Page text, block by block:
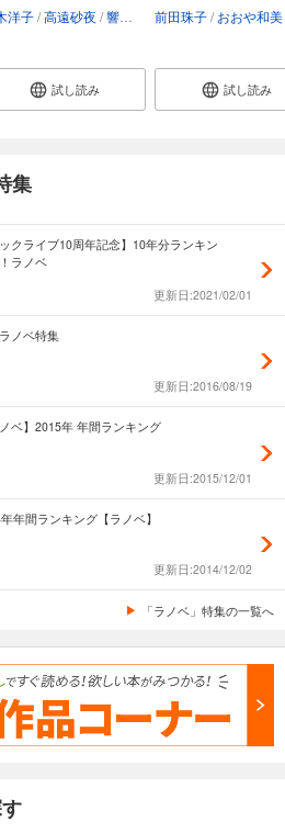
堂樹 須賀しのぶ 野梨原花南 前田珠子 若
洋子 高遠砂夜 響野夏菜 前田珠子 明咲ト
試し読み
前田珠子 おおや和美
試し読み
集
ックライブ10周年記念】10年分ランキン
ラノベ
更新日:2021/02/01
ノベ特集
更新日:2016/08/19
ノベ】2015年 年間ランキング
更新日:2015/12/01
年間ランキング【ラノベ】
更新日:2014/12/02
「ラノベ」特集の一覧へ